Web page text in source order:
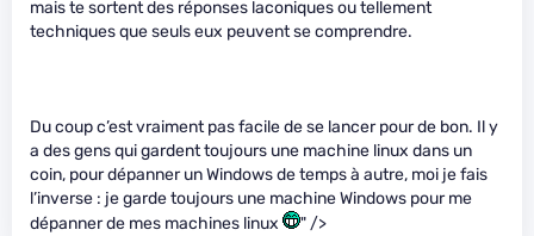
mais te sortent des réponses laconiques ou tellement
techniques que seuls eux peuvent se comprendre.
Du coup c’est vraiment pas facile de se lancer pour de bon. Il y
a des gens qui gardent toujours une machine linux dans un
coin, pour dépanner un Windows de temps à autre, moi je fais
l’inverse : je garde toujours une machine Windows pour me
dépanner de mes machines linux
" />